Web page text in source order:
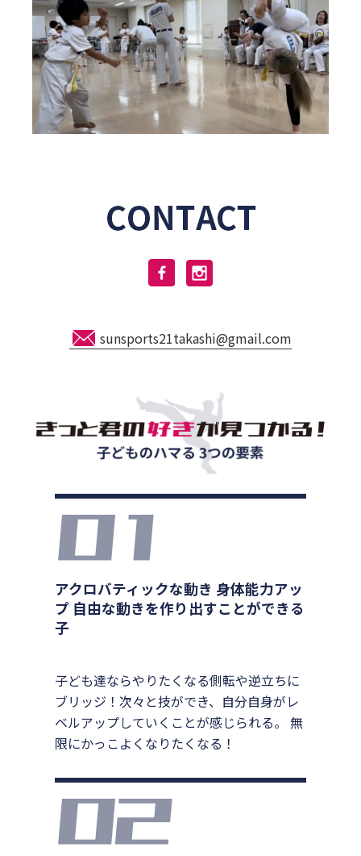
sunsports21takashi@gmail.com
アクロバティックな動き 身体能力アッ
プ 自由な動きを作り出すことができる
子
子ども達ならやりたくなる側転や逆立ちに
ブリッジ！次々と技ができ、自分自身がレ
ベルアップしていくことが感じられる。 無
限にかっこよくなりたくなる！